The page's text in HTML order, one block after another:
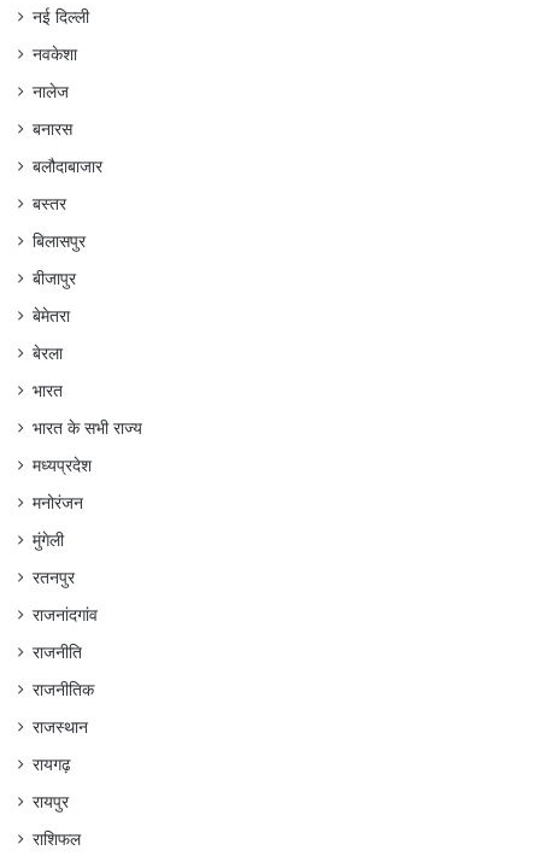
नई दिल्ली
नवकेशा
नालेज
बनारस
बलौदाबाजार
बस्तर
बिलासपुर
बीजापुर
बेमेतरा
बेरला
भारत
भारत के सभी राज्य
मध्यप्रदेश
मनोरंजन
मुंगेली
रतनपुर
राजनांदगांव
राजनीति
राजनीतिक
राजस्थान
रायगढ़
रायपुर
राशिफल